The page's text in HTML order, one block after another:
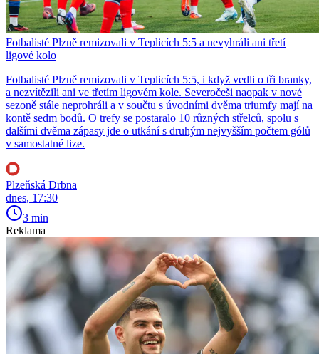
Fotbalisté Plzně remizovali v Teplicích 5:5 a nevyhráli ani třetí
ligové kolo
Fotbalisté Plzně remizovali v Teplicích 5:5, i když vedli o tři branky,
a nezvítězili ani ve třetím ligovém kole. Severočeši naopak v nové
sezoně stále neprohráli a v součtu s úvodními dvěma triumfy mají na
kontě sedm bodů. O trefy se postaralo 10 různých střelců, spolu s
dalšími dvěma zápasy jde o utkání s druhým nejvyšším počtem gólů
v samostatné lize.
Plzeňská Drbna
dnes, 17:30
3 min
Reklama